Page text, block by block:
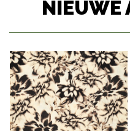
NIEUWE